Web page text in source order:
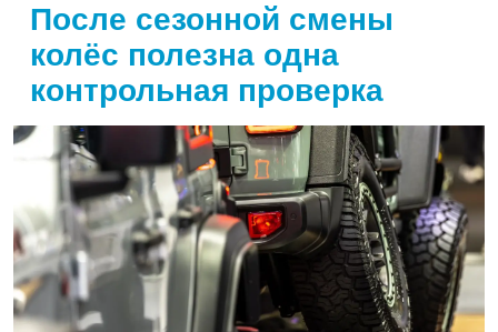
После сезонной смены
колёс полезна одна
контрольная проверка